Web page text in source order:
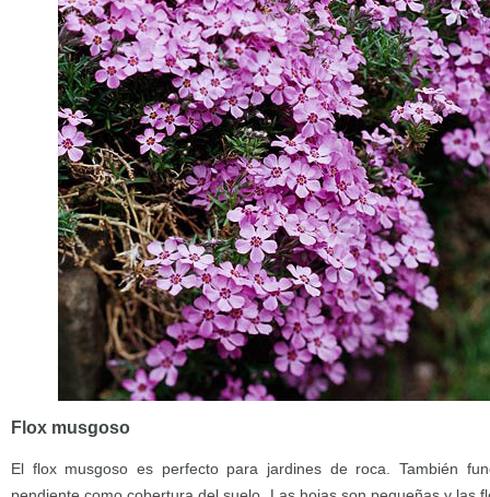
Flox musgoso
El flox musgoso es perfecto para jardines de roca. También